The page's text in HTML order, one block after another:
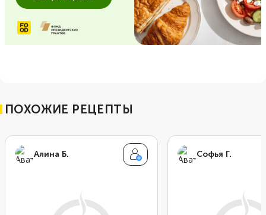
ПОХОЖИЕ РЕЦЕПТЫ
Алина Б. Софья Г.